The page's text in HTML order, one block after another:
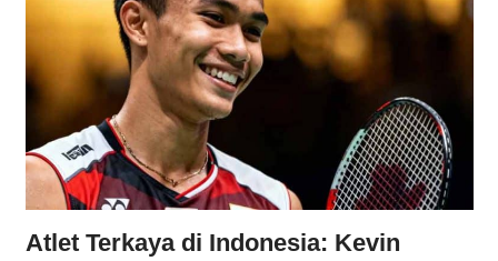
Atlet Terkaya di Indonesia: Kevin